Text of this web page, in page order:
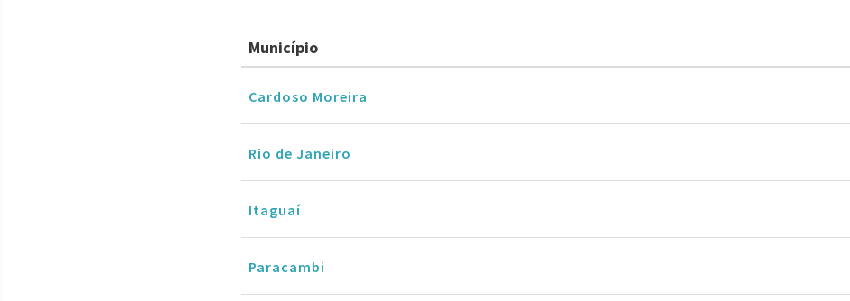
Município
Cardoso Moreira
Rio de Janeiro
Itaguaí
Paracambi